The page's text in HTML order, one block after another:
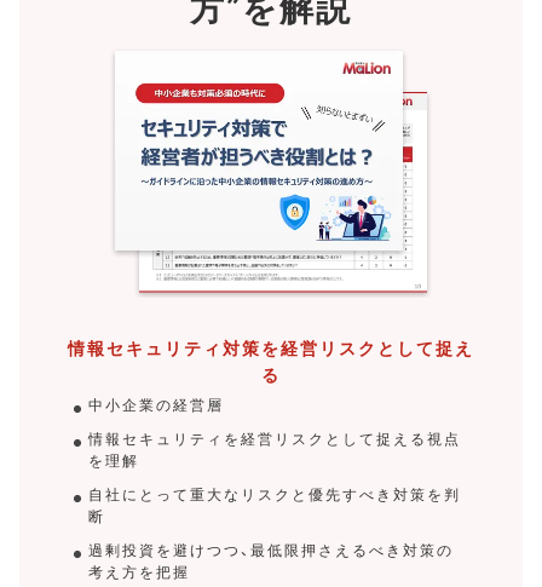
情報セキュリティ対策を経営リスクとして捉え
る
中小企業の経営層
情報セキュリティを経営リスクとして捉える視点
を理解
自社にとって重大なリスクと優先すべき対策を判
断
過剰投資を避けつつ、最低限押さえるべき対策の
考え方を把握